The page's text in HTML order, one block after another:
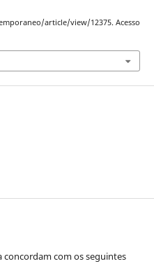
article/view/12375. Acesso
com os seguintes